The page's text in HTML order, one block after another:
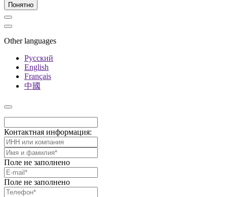
Понятно
Other languages
Русский
English
Français
中國
Контактная информация:
Поле не заполнено
Поле не заполнено